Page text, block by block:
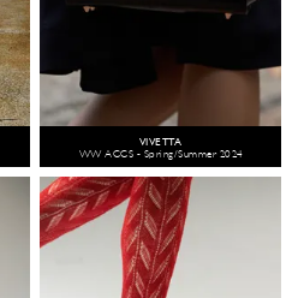
VIVETTA
WW ACCS - Spring/Summer 2024